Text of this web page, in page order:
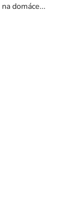
na domáce...